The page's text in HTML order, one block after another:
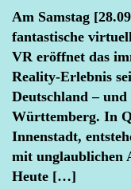
Am Samstag
fantastische
VR eröffnet das
Reality-Erlebnis
Deutschland –
Württemberg. In
Innenstadt,
mit unglaublichen
Heute […]